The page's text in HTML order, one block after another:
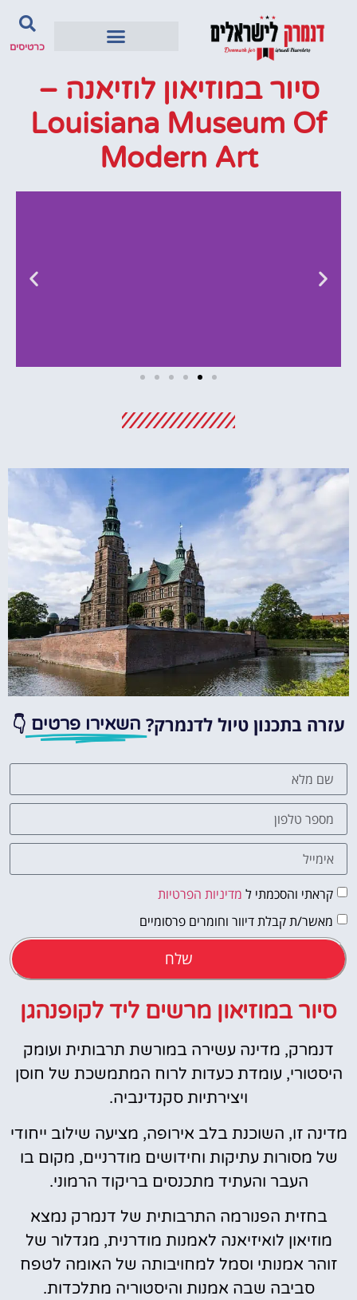
כרטיסים
סיור במוזיאון לוזיאנה –
Louisiana Museum Of
Modern Art
מציאת מלון
לחצו
פה!
עזרה בתכנון טיול לדנמרק? השאירו פרטים 👇
קראתי והסכמתי ל מדיניות הפרטיות
מאשר/ת קבלת דיוור וחומרים פרסומיים
שלח
סיור במוזיאון מרשים ליד לקופנהגן
דנמרק, מדינה עשירה במורשת תרבותית ועומק
היסטורי, עומדת כעדות לרוח המתמשכת של חוסן
ויצירתיות סקנדינביה.
מדינה זו, השוכנת בלב אירופה, מציעה שילוב ייחודי
של מסורות עתיקות וחידושים מודרניים, מקום בו
העבר והעתיד מתכנסים בריקוד הרמוני.
בחזית הפנורמה התרבותית של דנמרק נמצא
מוזיאון לואיזיאנה לאמנות מודרנית, מגדלור של
זוהר אמנותי וסמל למחויבותה של האומה לטפח
סביבה שבה אמנות והיסטוריה מתלכדות.